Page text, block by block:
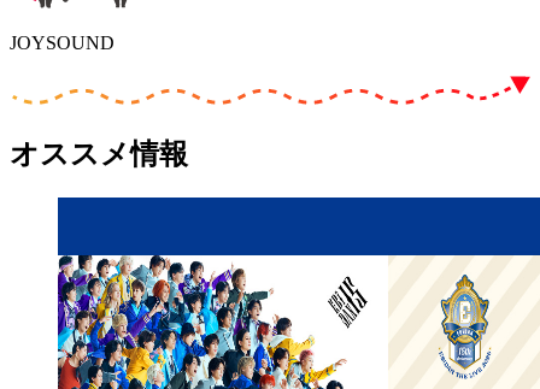
JOYSOUND
オススメ情報